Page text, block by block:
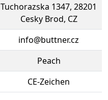
Tuchorazska 1347, 28201
Cesky Brod, CZ
info@buttner.cz
Peach
CE-Zeichen